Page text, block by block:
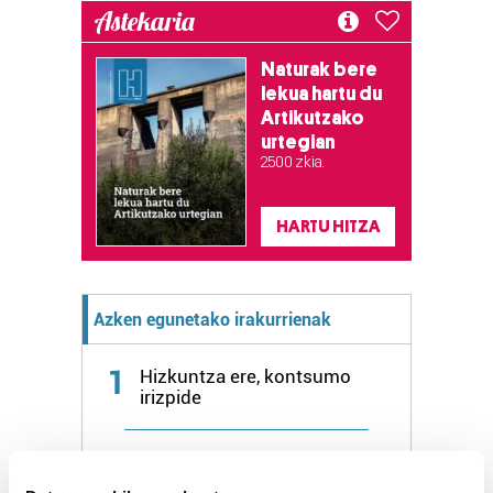
Astekaria
Naturak bere
lekua hartu du
Artikutzako
urtegian
2.500 zkia.
HARTU HITZA
Azken egunetako irakurrienak
1
Hizkuntza ere, kontsumo
irizpide